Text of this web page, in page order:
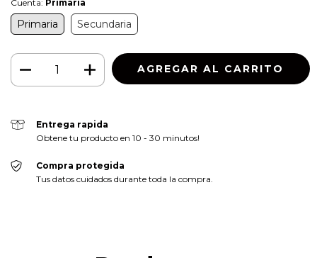
Cuenta: Primaria
Primaria Secundaria
Entrega rapida
Obtene tu producto en 10 - 30 minutos!
Compra protegida
Tus datos cuidados durante toda la compra.